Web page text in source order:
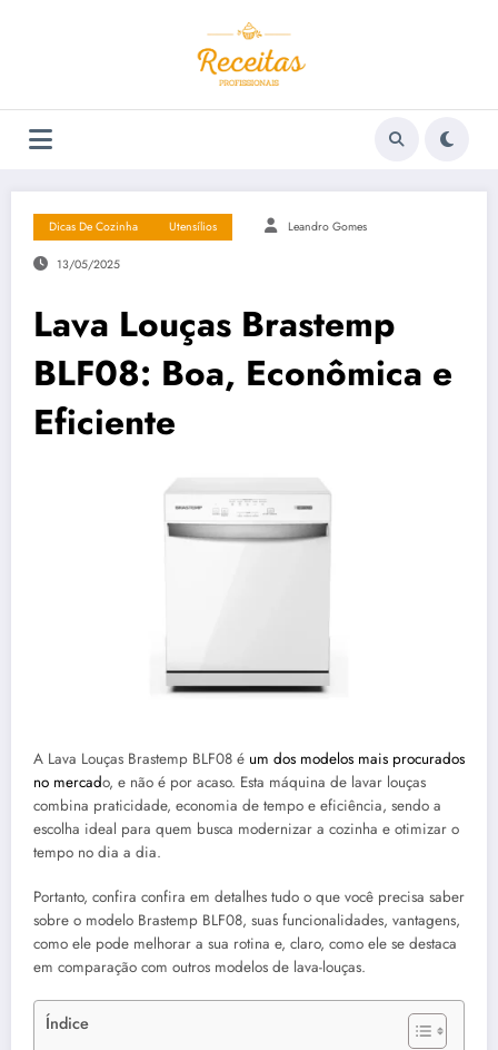
Dicas De Cozinha Utensílios Leandro Gomes
13/05/2025
Lava Louças Brastemp
BLF08: Boa, Econômica e
Eficiente
A Lava Louças Brastemp BLF08 é um dos modelos mais procurados
no mercado, e não é por acaso. Esta máquina de lavar louças
combina praticidade, economia de tempo e eficiência, sendo a
escolha ideal para quem busca modernizar a cozinha e otimizar o
tempo no dia a dia.
Portanto, confira confira em detalhes tudo o que você precisa saber
sobre o modelo Brastemp BLF08, suas funcionalidades, vantagens,
como ele pode melhorar a sua rotina e, claro, como ele se destaca
em comparação com outros modelos de lava-louças.
Índice